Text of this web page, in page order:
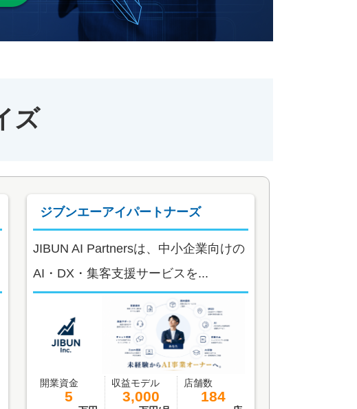
ズ
ジブンエーアイパートナーズ
JIBUN AI Partnersは、中小企業向けの
AI・DX・集客支援サービスを...
開業資金
5
収益モデル
3,000
店舗数
184